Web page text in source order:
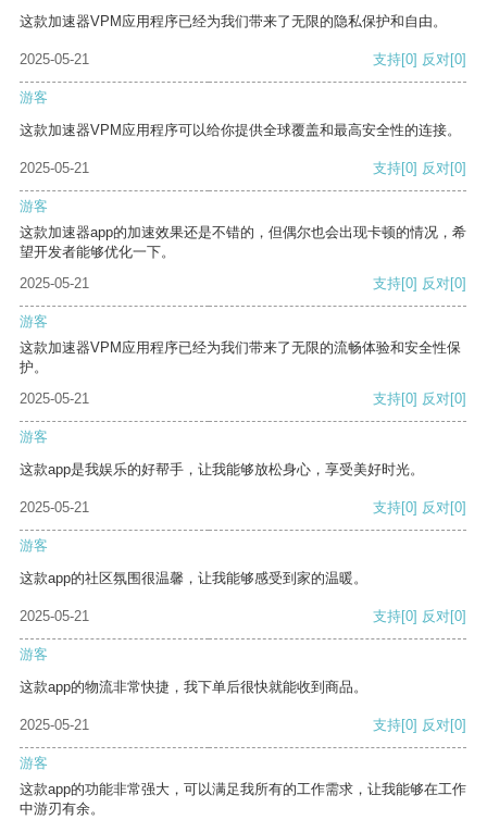
这款加速器VPM应用程序已经为我们带来了无限的隐私保护和自由。
2025-05-21 支持[0] 反对[0]
游客
这款加速器VPM应用程序可以给你提供全球覆盖和最高安全性的连接。
2025-05-21 支持[0] 反对[0]
游客
这款加速器app的加速效果还是不错的，但偶尔也会出现卡顿的情况，希
望开发者能够优化一下。
2025-05-21
支持[0] 反对[0]
游客
这款加速器VPM应用程序已经为我们带来了无限的流畅体验和安全性保
护。
2025-05-21
支持[0] 反对[0]
游客
这款app是我娱乐的好帮手，让我能够放松身心，享受美好时光。
2025-05-21 支持[0] 反对[0]
游客
这款app的社区氛围很温馨，让我能够感受到家的温暖。
2025-05-21 支持[0] 反对[0]
游客
这款app的物流非常快捷，我下单后很快就能收到商品。
2025-05-21 支持[0] 反对[0]
游客
这款app的功能非常强大，可以满足我所有的工作需求，让我能够在工作
中游刃有余。